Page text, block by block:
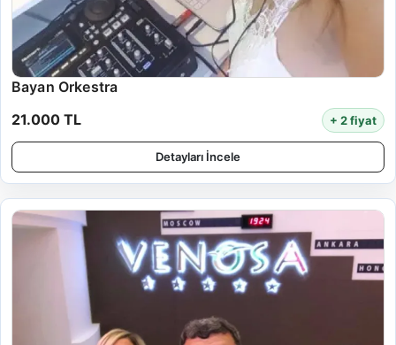
Bayan Orkestra
21.000 TL
+ 2 fiyat
Detayları İncele